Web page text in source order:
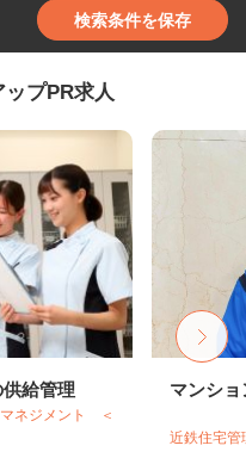
検索条件を保存
プPR求人
給管理
ネジメント ＜
マンシ
近鉄住宅